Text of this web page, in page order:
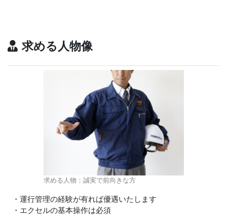
求める人物像
求める人物：誠実で前向きな方
・運行管理の経験が有れば優遇いたします
・エクセルの基本操作は必須